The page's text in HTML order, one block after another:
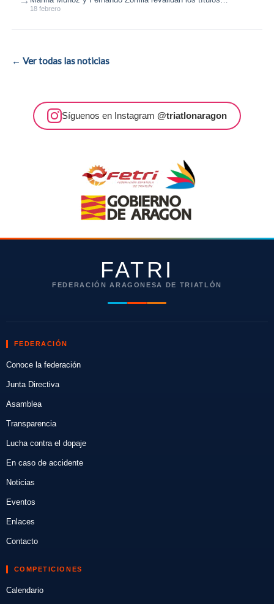
nacionales de Duatlón MD ...
18 febrero
← Ver todas las noticias
Síguenos en Instagram @triatlonaragon
FATRI
FEDERACIÓN ARAGONESA DE TRIATLÓN
FEDERACIÓN
Conoce la federación
Junta Directiva
Asamblea
Transparencia
Lucha contra el dopaje
En caso de accidente
Noticias
Eventos
Enlaces
Contacto
COMPETICIONES
Calendario